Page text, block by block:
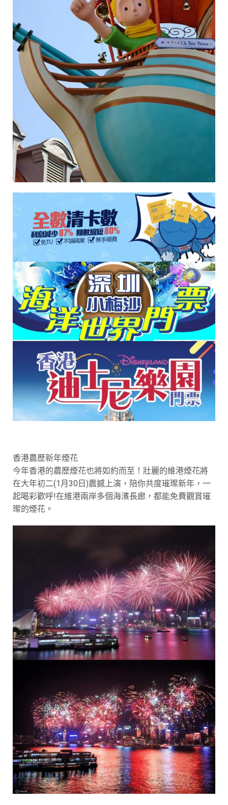
香港農歷新年煙花
今年香港的農歷煙花也將如約而至！壯麗的維港煙花將
在大年初二(1月30日)震撼上演，陪你共度璀璨新年，一
起喝彩歡呼!在維港兩岸多個海濱長廊，都能免費觀賞璀
璨的煙花。